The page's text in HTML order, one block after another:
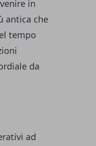
in
antica che
tempo
da
ad